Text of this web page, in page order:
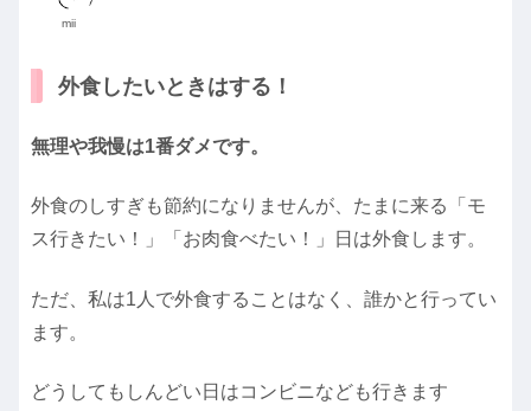
mii
外食したいときはする！
無理や我慢は1番ダメです。
外食のしすぎも節約になりませんが、たまに来る「モ
ス行きたい！」「お肉食べたい！」日は外食します。
ただ、私は1人で外食することはなく、誰かと行ってい
ます。
どうしてもしんどい日はコンビニなども行きます